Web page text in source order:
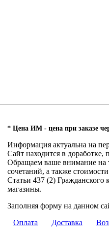
* Цена ИМ - цена при заказе
Информация актуальна на
Сайт находится в
Обращаем ваше внимание на
сочетаний, а также
Статьи 437 (2)
магазины.
Заполняя форму на данном
Оплата Доставка